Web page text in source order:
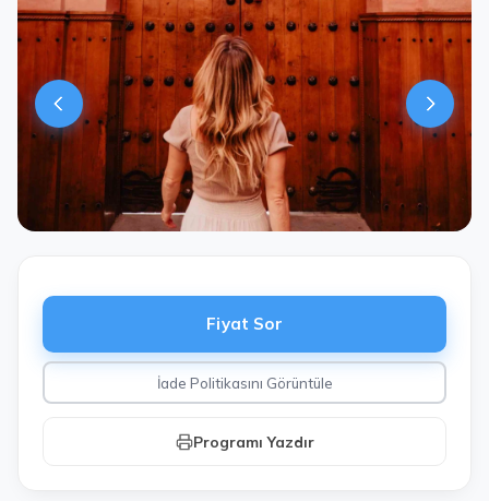
Fiyat Sor
İade Politikasını Görüntüle
Programı Yazdır